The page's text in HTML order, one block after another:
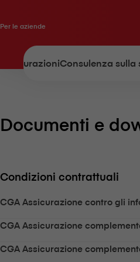
Per le aziende
AssicurazioniConsulenza sulla
Documenti e
Condizioni contrattuali
CGA Assicurazione contro gli
CGA Assicurazione
CGA Assicurazione